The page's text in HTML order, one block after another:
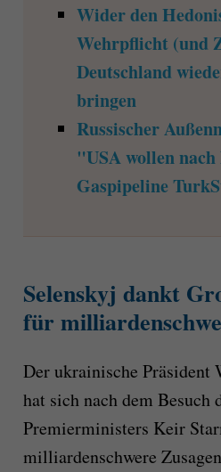
Wider den
Wehrpflicht (und
Deutschland
bringen
Russischer
"USA wollen
Gaspipeline
Selenskyj dankt
für
Der ukrainische Präsident
hat sich nach dem Besuch
Premierministers Keir
milliardenschwere